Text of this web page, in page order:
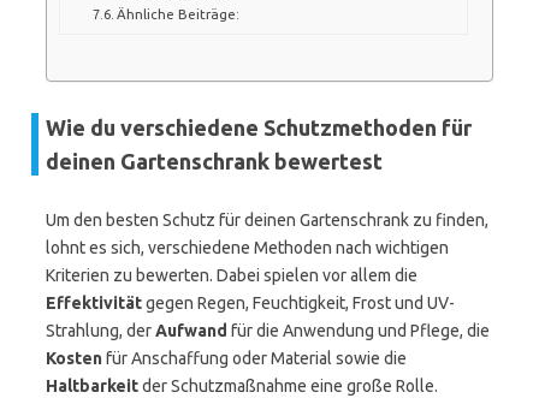
Ähnliche Beiträge:
Wie du verschiedene Schutzmethoden für
deinen Gartenschrank bewertest
Um den besten Schutz für deinen Gartenschrank zu finden,
lohnt es sich, verschiedene Methoden nach wichtigen
Kriterien zu bewerten. Dabei spielen vor allem die
Effektivitätgegen Regen, Feuchtigkeit, Frost und UV-
Strahlung, derAufwand für die Anwendung und Pflege, die
Kostenfür Anschaffung oder Material sowie die
Haltbarkeitder Schutzmaßnahme eine große Rolle.